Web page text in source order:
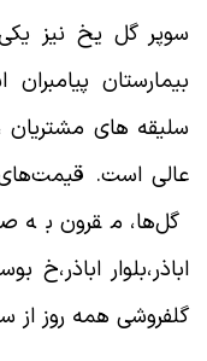
سوپر گل یخ نیز
بیمارستان
سلیقه های
عالی است.
گل‌ها، مقرون به
اباذر،بلوار
گلفروشی همه روز از ساعت 9 صبح الی 9